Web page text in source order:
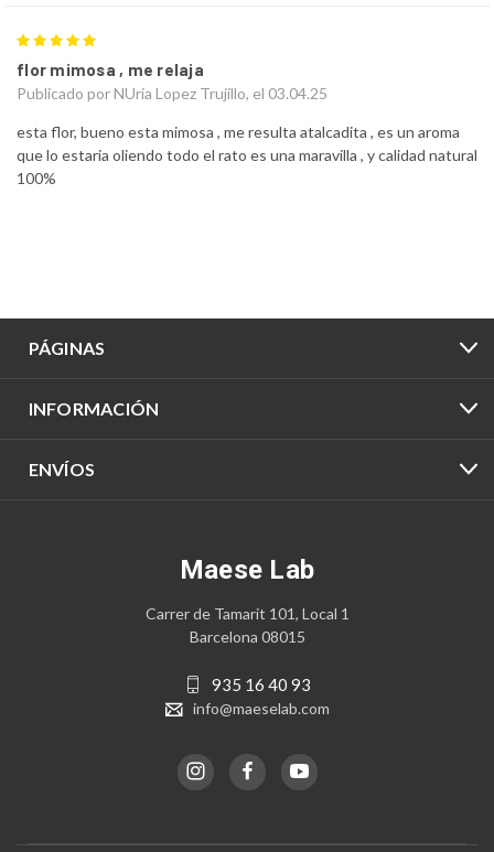
flor mimosa , me relaja
Publicado por NUria Lopez Trujillo, el 03.04.25
esta flor, bueno esta mimosa , me resulta atalcadita , es un aroma
que lo estaria oliendo todo el rato es una maravilla , y calidad natural
100%
PÁGINAS
INFORMACIÓN
ENVÍOS
Maese Lab
Carrer de Tamarit 101, Local 1
Barcelona 08015
935 16 40 93
info@maeselab.com